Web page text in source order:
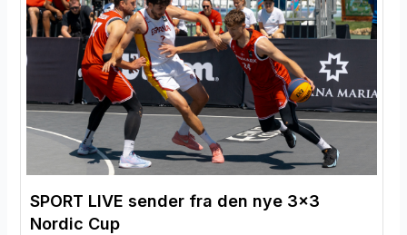
SPORT LIVE sender fra den nye 3×3
Nordic Cup